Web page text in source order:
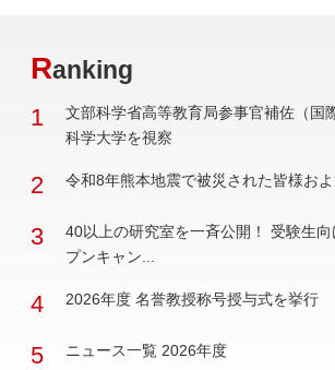
Ranking
1
文部科学省高等教育局参事官補佐（国
科学大学を視察
2 令和8年熊本地震で被災された皆様お
3
40以上の研究室を一斉公開！ 受験生
プンキャン...
4 2026年度 名誉教授称号授与式を挙行
5 ニュース一覧 2026年度